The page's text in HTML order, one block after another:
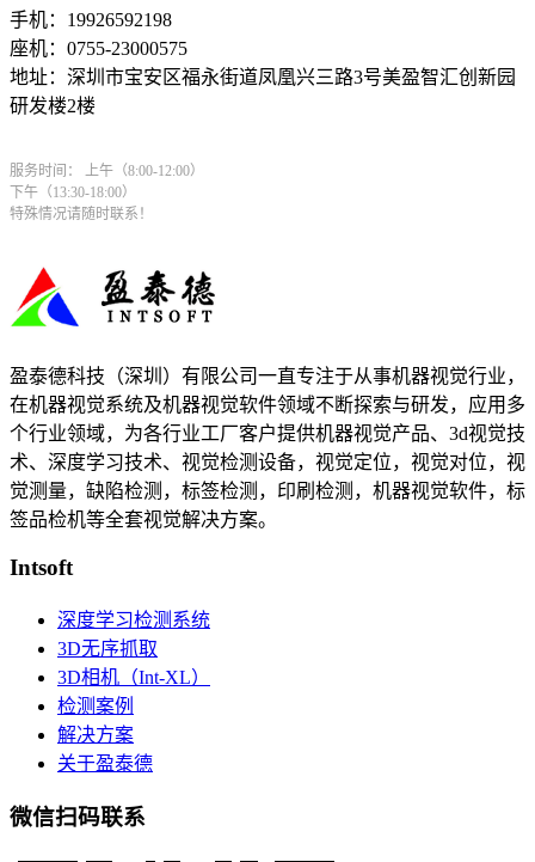
手机：19926592198
座机：0755-23000575
地址：深圳市宝安区福永街道凤凰兴三路3号美盈智汇创新园
研发楼2楼
服务时间： 上午（8:00-12:00）
下午（13:30-18:00）
特殊情况请随时联系！
盈泰德科技（深圳）有限公司一直专注于从事机器视觉行业，
在机器视觉系统及机器视觉软件领域不断探索与研发​，应用多
个行业领域，为各行业工厂客户提供机器视觉产品、3d视觉技
术、深度学习技术、视觉检测设备，视觉定位，视觉对位，视
觉测量，缺陷检测，标签检测，印刷检测，机器视觉软件，标
签品检机等​全套视觉解决方案​。
Intsoft
深度学习检测系统
3D无序抓取
3D相机（Int-XL）
检测案例
解决方案
关于盈泰德
微信扫码联系